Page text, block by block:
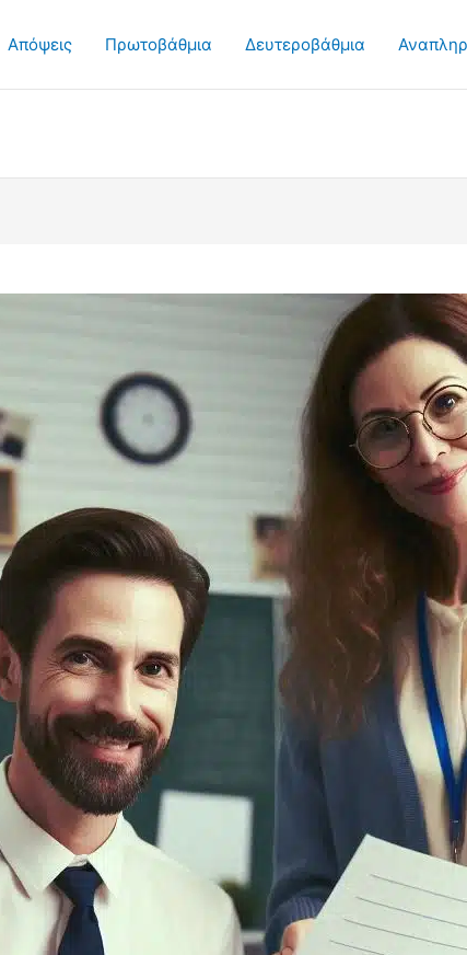
Απόψεις Πρωτοβάθμια Δευτεροβάθμια